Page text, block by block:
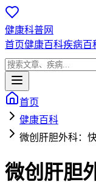
健康科普网
首页健康百科疾病百
首页
健康百科
微创肝胆外科：
微创肝胆